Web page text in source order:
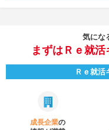
気にな
まずはＲｅ就活
Ｒｅ就活
成長企業の